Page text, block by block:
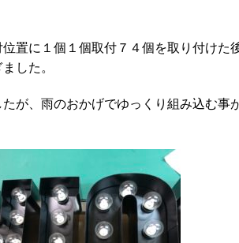
置に１個１個取付７４個を取り付けた
した。
が、雨のおかげでゆっくり組み込む事